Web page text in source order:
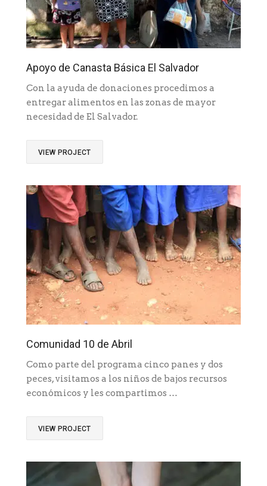
Apoyo de Canasta Básica El Salvador
Con la ayuda de donaciones procedimos a
entregar alimentos en las zonas de mayor
necesidad de El Salvador.
VIEW PROJECT
Comunidad 10 de Abril
Como parte del programa cinco panes y dos
peces, visitamos a los niños de bajos recursos
económicos y les compartimos …
VIEW PROJECT